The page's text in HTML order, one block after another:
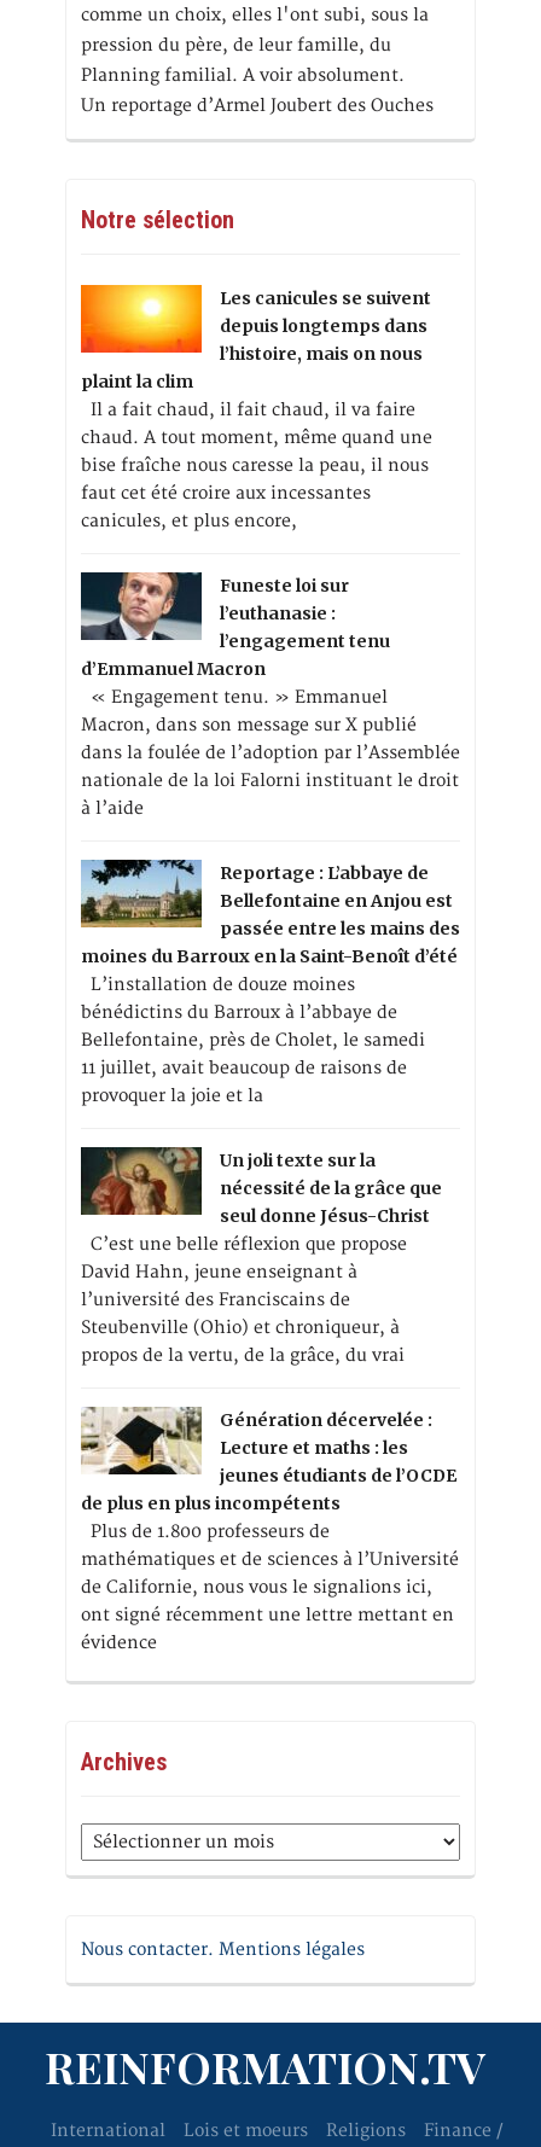
comme un choix, elles l'ont subi, sous la
pression du père, de leur famille, du
Planning familial. A voir absolument.
Un reportage d’Armel Joubert des Ouches
Notre sélection
Les canicules se suivent
depuis longtemps dans
l’histoire, mais on nous
plaint la clim
Il a fait chaud, il fait chaud, il va faire
chaud. A tout moment, même quand une
bise fraîche nous caresse la peau, il nous
faut cet été croire aux incessantes
canicules, et plus encore,
Funeste loi sur
l’euthanasie :
l’engagement tenu
d’Emmanuel Macron
« Engagement tenu. » Emmanuel
Macron, dans son message sur X publié
dans la foulée de l’adoption par l’Assemblée
nationale de la loi Falorni instituant le droit
à l’aide
Reportage : L’abbaye de
Bellefontaine en Anjou est
passée entre les mains des
moines du Barroux en la Saint-Benoît d’été
L’installation de douze moines
bénédictins du Barroux à l’abbaye de
Bellefontaine, près de Cholet, le samedi
11 juillet, avait beaucoup de raisons de
provoquer la joie et la
Un joli texte sur la
nécessité de la grâce que
seul donne Jésus-Christ
C’est une belle réflexion que propose
David Hahn, jeune enseignant à
l’université des Franciscains de
Steubenville (Ohio) et chroniqueur, à
propos de la vertu, de la grâce, du vrai
Génération décervelée :
Lecture et maths : les
jeunes étudiants de l’OCDE
de plus en plus incompétents
Plus de 1.800 professeurs de
mathématiques et de sciences à l’Université
de Californie, nous vous le signalions ici,
ont signé récemment une lettre mettant en
évidence
Archives
Archives
Nous contacter. Mentions légales
REINFORMATION.TV
International Lois et moeurs Religions Finance /